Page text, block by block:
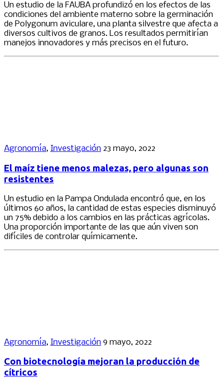
Un estudio de la FAUBA profundizó en los efectos de las
condiciones del ambiente materno sobre la germinación
de Polygonum aviculare, una planta silvestre que afecta a
diversos cultivos de granos. Los resultados permitirían
manejos innovadores y más precisos en el futuro.
Agronomía, Investigación 23 mayo, 2022
El maíz tiene menos malezas, pero algunas son
resistentes
Un estudio en la Pampa Ondulada encontró que, en los
últimos 60 años, la cantidad de estas especies disminuyó
un 75% debido a los cambios en las prácticas agrícolas.
Una proporción importante de las que aún viven son
difíciles de controlar químicamente.
Agronomía, Investigación 9 mayo, 2022
Con biotecnología mejoran la producción de
cítricos